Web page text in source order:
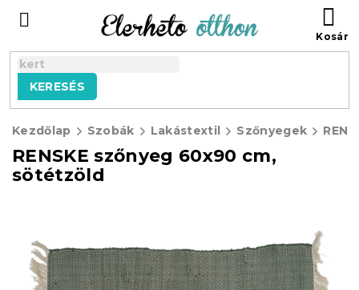
tartalomhoz
KERESÉS
Kezdőlap Szobák Lakástextil Szőnyegek
RENSKE szőnyeg 60x90 cm,
sötétzöld